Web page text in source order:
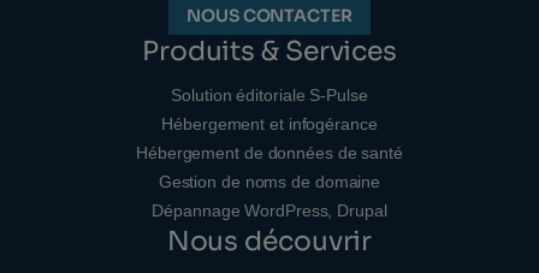
NOUS CONTACTER
Produits & Services
Solution éditoriale S-Pulse
Hébergement et infogérance
Hébergement de données de santé
Gestion de noms de domaine
Dépannage WordPress, Drupal
Nous découvrir